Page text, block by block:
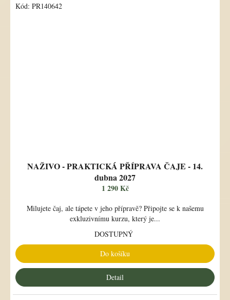
NAŽIVO - PRAKTICKÁ PŘÍPRAVA ČAJE - 14.
dubna 2027
1 290 Kč
Milujete čaj, ale tápete v jeho přípravě? Připojte se k našemu
exkluzivnímu kurzu, který je...
DOSTUPNÝ
Do košíku
Detail
Kód: PR140642